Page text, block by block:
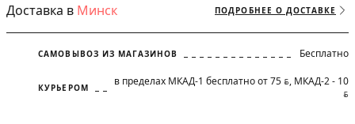
Доставка в Минск ПОДРОБНЕЕ О ДОСТАВКЕ
САМОВЫВОЗ ИЗ МАГАЗИНОВ Бесплатно
КУРЬЕРОМ в пределах МКАД-1 бесплатно от 75 BYN, МКАД-2 - 10
BYN